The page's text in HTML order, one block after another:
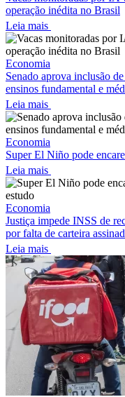
operação inédita no Brasil
Leia mais
Economia
Senado aprova inclusão
ensinos fundamental e
Leia mais
Economia
Super El Niño pode
Leia mais
Economia
Justiça impede INSS de
por falta de carteira
Leia mais